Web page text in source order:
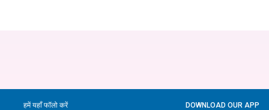
हमें यहाँ फॉलो करें DOWNLOAD OUR APP